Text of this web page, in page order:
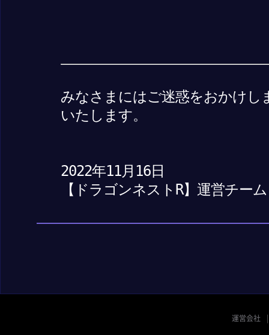
みなさまにはご迷惑をおかけし
いたします。
2022年11月16日
【ドラゴンネストR】運営チーム
運営会社